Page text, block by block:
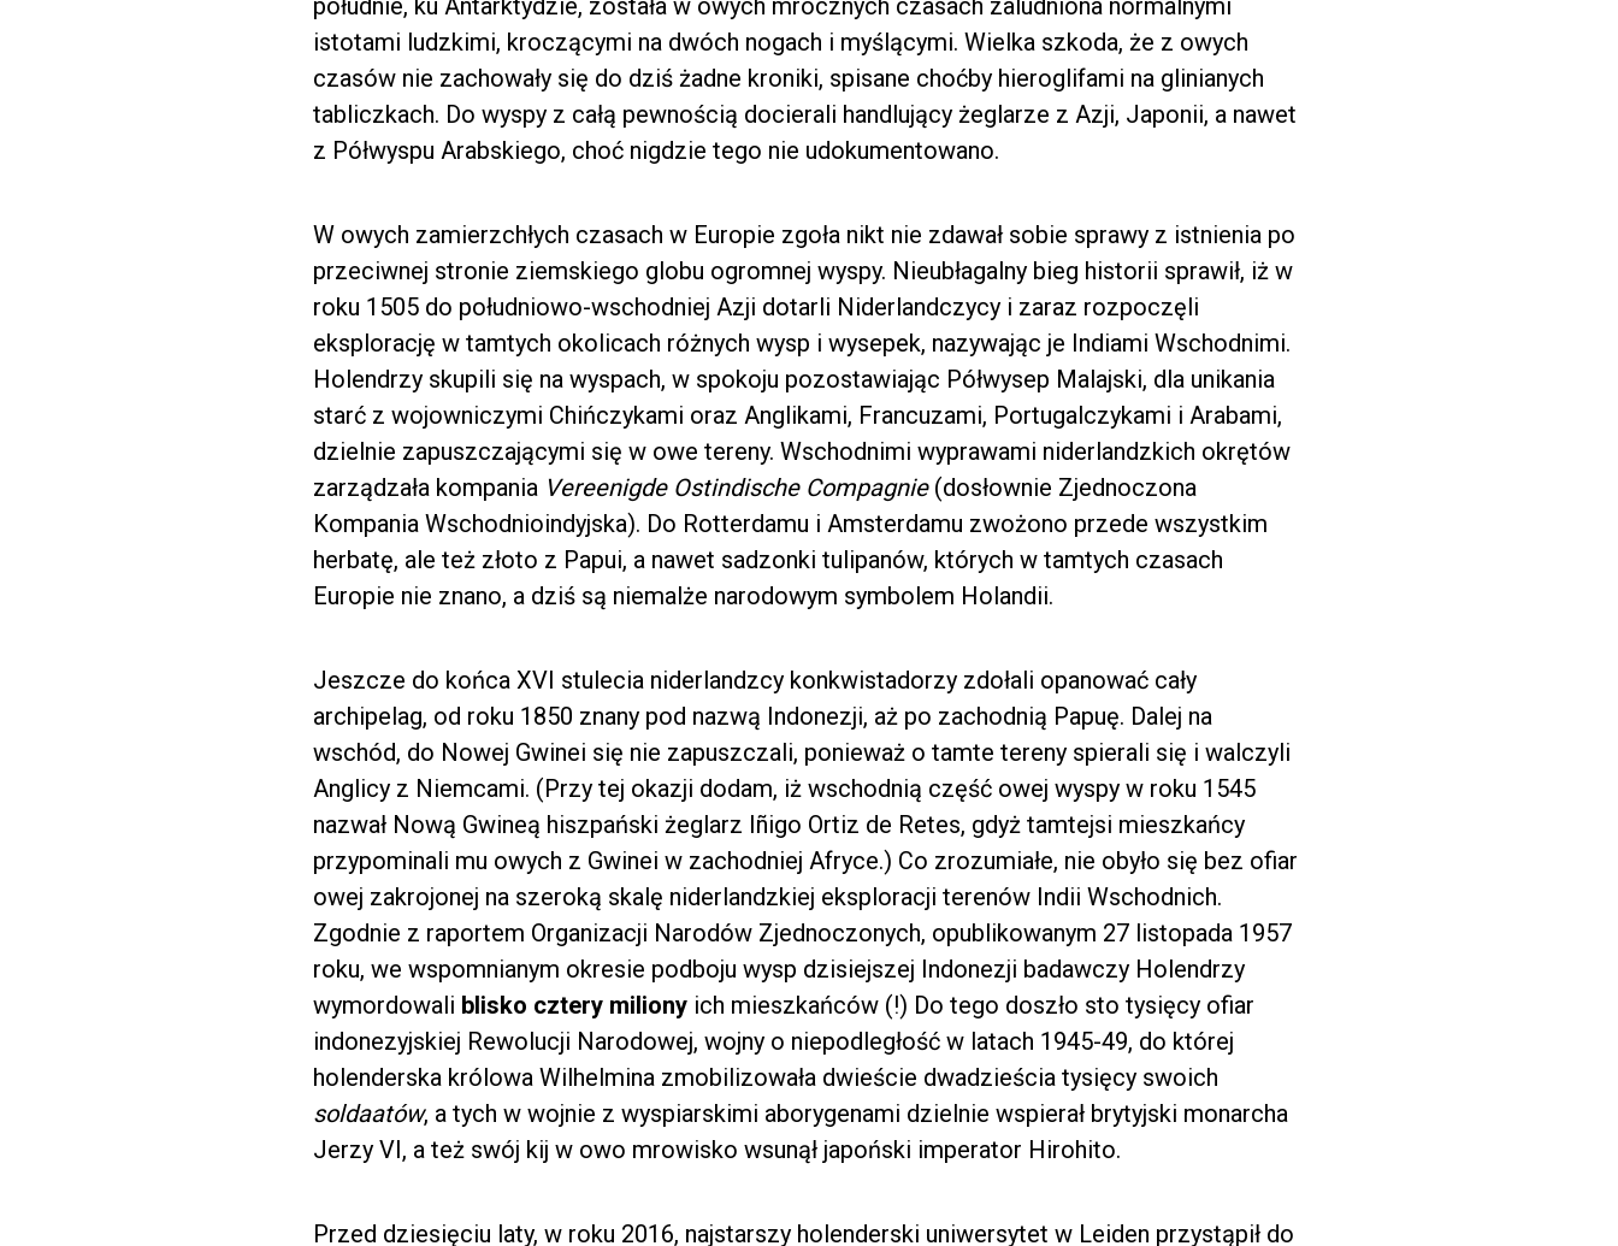
południe, ku Antarktydzie, została w owych mrocznych czasach zaludniona normalnymi
istotami ludzkimi, kroczącymi na dwóch nogach i myślącymi. Wielka szkoda, że z owych
czasów nie zachowały się do dziś żadne kroniki, spisane choćby hieroglifami na glinianych
tabliczkach. Do wyspy z całą pewnością docierali handlujący żeglarze z Azji, Japonii, a nawet
z Półwyspu Arabskiego, choć nigdzie tego nie udokumentowano.
W owych zamierzchłych czasach w Europie zgoła nikt nie zdawał sobie sprawy z istnienia po
przeciwnej stronie ziemskiego globu ogromnej wyspy. Nieubłagalny bieg historii sprawił, iż w
roku 1505 do południowo-wschodniej Azji dotarli Niderlandczycy i zaraz rozpoczęli
eksplorację w tamtych okolicach różnych wysp i wysepek, nazywając je Indiami Wschodnimi.
Holendrzy skupili się na wyspach, w spokoju pozostawiając Półwysep Malajski, dla unikania
starć z wojowniczymi Chińczykami oraz Anglikami, Francuzami, Portugalczykami i Arabami,
dzielnie zapuszczającymi się w owe tereny. Wschodnimi wyprawami niderlandzkich okrętów
zarządzała kompania Vereenigde Ostindische Compagnie(dosłownie Zjednoczona
Kompania Wschodnioindyjska). Do Rotterdamu i Amsterdamu zwożono przede wszystkim
herbatę, ale też złoto z Papui, a nawet sadzonki tulipanów, których w tamtych czasach
Europie nie znano, a dziś są niemalże narodowym symbolem Holandii.
Jeszcze do końca XVI stulecia niderlandzcy konkwistadorzy zdołali opanować cały
archipelag, od roku 1850 znany pod nazwą Indonezji, aż po zachodnią Papuę. Dalej na
wschód, do Nowej Gwinei się nie zapuszczali, ponieważ o tamte tereny spierali się i walczyli
Anglicy z Niemcami. (Przy tej okazji dodam, iż wschodnią część owej wyspy w roku 1545
nazwał Nową Gwineą hiszpański żeglarz Iñigo Ortiz de Retes, gdyż tamtejsi mieszkańcy
przypominali mu owych z Gwinei w zachodniej Afryce.) Co zrozumiałe, nie obyło się bez ofiar
owej zakrojonej na szeroką skalę niderlandzkiej eksploracji terenów Indii Wschodnich.
Zgodnie z raportem Organizacji Narodów Zjednoczonych, opublikowanym 27 listopada 1957
roku, we wspomnianym okresie podboju wysp dzisiejszej Indonezji badawczy Holendrzy
wymordowali blisko cztery miliony ich mieszkańców (!) Do tego doszło sto tysięcy ofiar
indonezyjskiej Rewolucji Narodowej, wojny o niepodległość w latach 1945-49, do której
holenderska królowa Wilhelmina zmobilizowała dwieście dwadzieścia tysięcy swoich
soldaatów, a tych w wojnie z wyspiarskimi aborygenami dzielnie wspierał brytyjski monarcha
Jerzy VI, a też swój kij w owo mrowisko wsunął japoński imperator Hirohito.
Przed dziesięciu laty, w roku 2016, najstarszy holenderski uniwersytet w Leiden przystąpił do